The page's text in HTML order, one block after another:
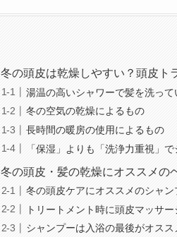
冬の頭皮は乾燥しやすい？頭皮ト
湯温の高いシャワーで髪を洗って
冬の空気の乾燥によるもの
長時間の暖房の使用によるもの
「保湿」よりも「洗浄力重視」
冬の頭皮・髪の乾燥にオススメの
冬の頭皮ケアにオススメのシャ
トリートメント時に頭皮マッサー
シャンプーは入浴の最後がオスス